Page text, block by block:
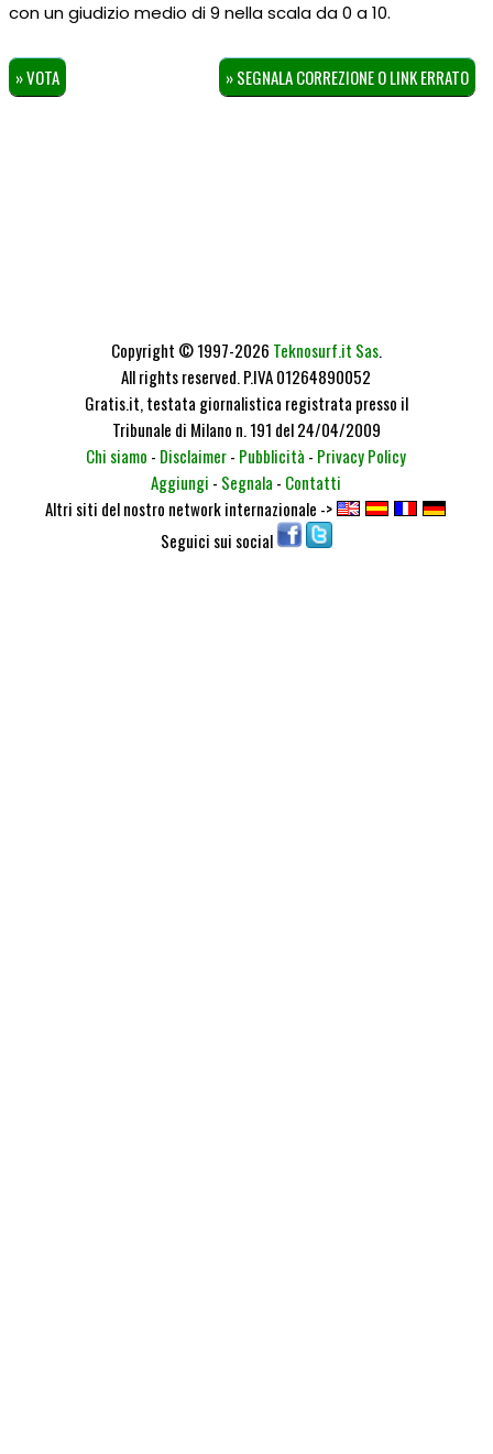
con un giudizio medio di9 nella scala da0 a10.
» VOTA » SEGNALA CORREZIONE O LINK ERRATO
Copyright © 1997-2026 Teknosurf.it Sas.
All rights reserved. P.IVA 01264890052
Gratis.it, testata giornalistica registrata presso il
Tribunale di Milano n. 191 del 24/04/2009
Chi siamo - Disclaimer- Pubblicità - Privacy Policy
Aggiungi - Segnala - Contatti
Altri siti del nostro network internazionale ->
Seguici sui social